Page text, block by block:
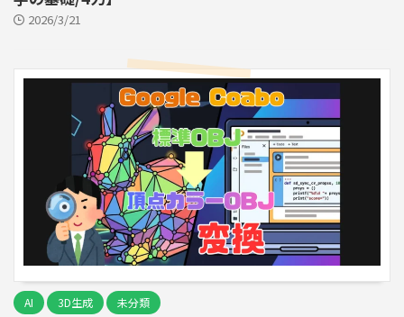
2026/3/21
AI 3D生成 未分類